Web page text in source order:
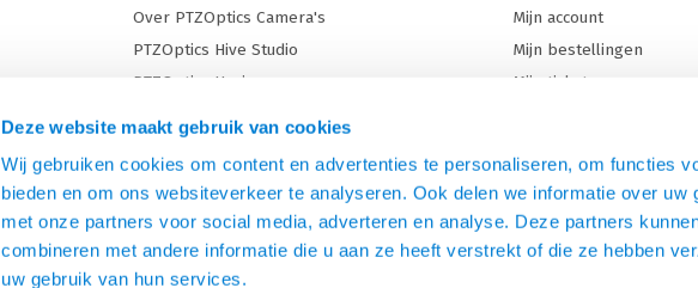
Deze website maakt gebruik van cookies
Wij gebruiken cookies om content en advertenties te personaliseren, om functies
bieden en om ons websiteverkeer te analyseren. Ook delen we informatie over uw
met onze partners voor social media, adverteren en analyse. Deze partners
combineren met andere informatie die u aan ze heeft verstrekt of die ze hebben
uw gebruik van hun services.
Over PTZOptics Camera's
PTZOptics Hive Studio
PTZOptics Horizon
Monitorarmen
Tablet en PC beugels
HDMI kabels
Mijn account
Mijn bestellingen
Mijn tickets